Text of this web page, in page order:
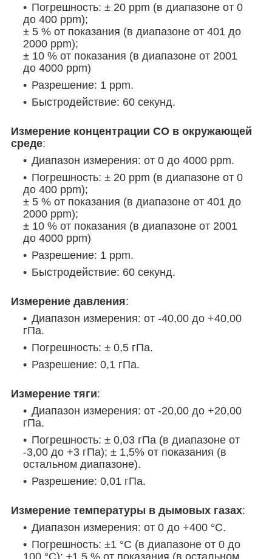
Погрешность: ± 20 ppm (в диапазоне от 0
до 400 ppm);
± 5 % от показания (в диапазоне от 401 до
2000 ppm);
± 10 % от показания (в диапазоне от 2001
до 4000 ppm)
Разрешение: 1 ppm.
Быстродействие: 60 секунд.
Измерение концентрации CO в окружающей
среде:
Диапазон измерения: от 0 до 4000 ppm.
Погрешность: ± 20 ppm (в диапазоне от 0
до 400 ppm);
± 5 % от показания (в диапазоне от 401 до
2000 ppm);
± 10 % от показания (в диапазоне от 2001
до 4000 ppm)
Разрешение: 1 ppm.
Быстродействие: 60 секунд.
Измерение давления:
Диапазон измерения: от -40,00 до +40,00
гПа.
Погрешность: ± 0,5 гПа.
Разрешение: 0,1 гПа.
Измерение тяги:
Диапазон измерения: от -20,00 до +20,00
гПа.
Погрешность: ± 0,03 гПа (в диапазоне от
-3,00 до +3 гПа); ± 1,5% от показания (в
остальном диапазоне).
Разрешение: 0,01 гПа.
Измерение температуры в дымовых газах:
Диапазон измерения: от 0 до +400 °C.
Погрешность: ±1 °C (в диапазоне от 0 до
100 °C); ±1,5 % от показания (в остальном